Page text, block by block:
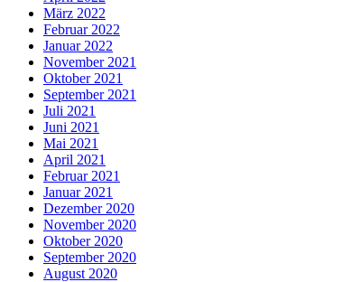
März 2022
Februar 2022
Januar 2022
November 2021
Oktober 2021
September 2021
Juli 2021
Juni 2021
Mai 2021
April 2021
Februar 2021
Januar 2021
Dezember 2020
November 2020
Oktober 2020
September 2020
August 2020